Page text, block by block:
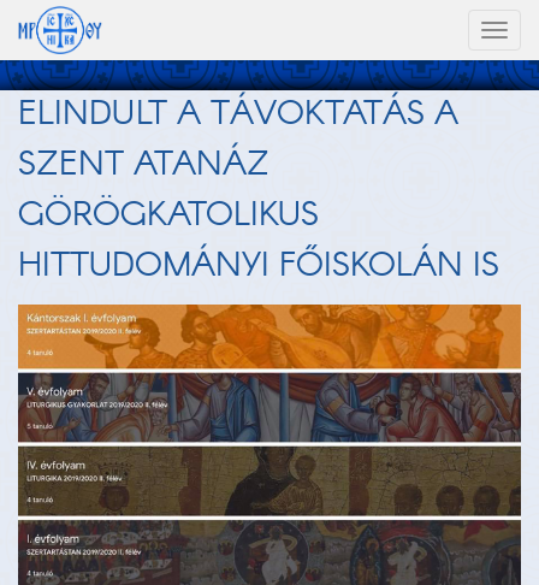
ELINDULT A TÁVOKTATÁS A
SZENT ATANÁZ
GÖRÖGKATOLIKUS
HITTUDOMÁNYI FŐISKOLÁN IS